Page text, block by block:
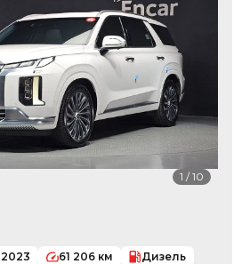
1 /10
2023 61 206 км Дизель